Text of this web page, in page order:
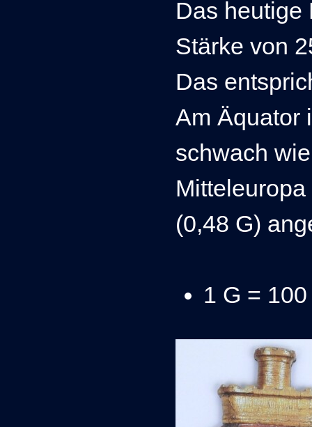
Das heutige
Stärke von
Das
Am Äquator
schwach
(0,48 G)
1 G =